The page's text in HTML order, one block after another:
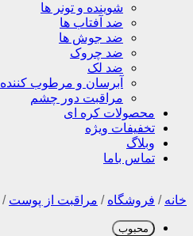
شوینده و تونر ها
ضد آفتاب ها
ضد جوش ها
ضد چروک
ضد لک
آبرسان و مرطوب کننده
مراقبت دور چشم
محصولات کره ای
تخفیفات ویژه
وبلاگ
تماس باما
خانه / فروشگاه / مراقبت از پوست /
محبوب